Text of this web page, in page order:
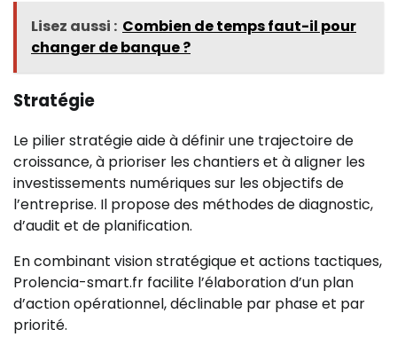
Lisez aussi : Combien de temps faut-il pour
changer de banque ?
Stratégie
Le pilier stratégie aide à définir une trajectoire de
croissance, à prioriser les chantiers et à aligner les
investissements numériques sur les objectifs de
l’entreprise. Il propose des méthodes de diagnostic,
d’audit et de planification.
En combinant vision stratégique et actions tactiques,
Prolencia-smart.fr facilite l’élaboration d’un plan
d’action opérationnel, déclinable par phase et par
priorité.